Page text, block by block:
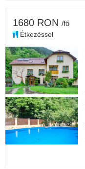
1680 RON /fő
Étkezéssel